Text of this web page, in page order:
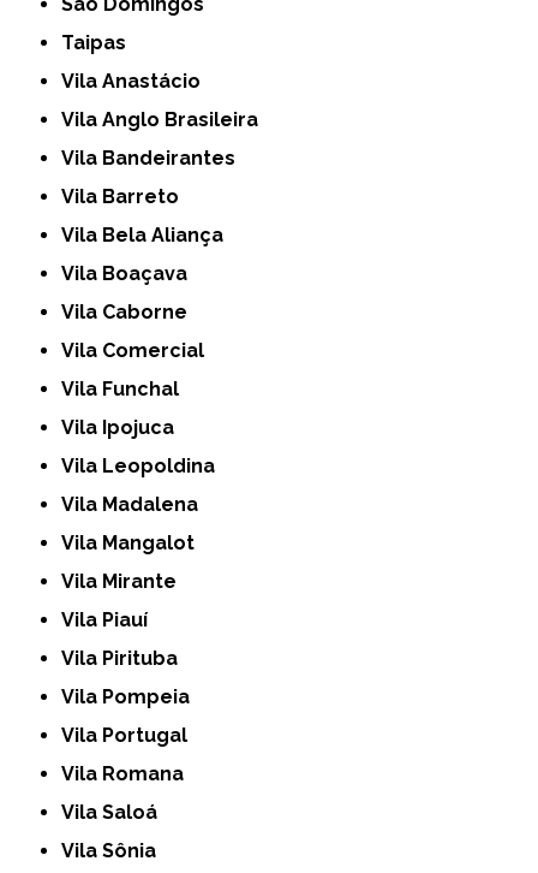
São Domingos
Taipas
Vila Anastácio
Vila Anglo Brasileira
Vila Bandeirantes
Vila Barreto
Vila Bela Aliança
Vila Boaçava
Vila Caborne
Vila Comercial
Vila Funchal
Vila Ipojuca
Vila Leopoldina
Vila Madalena
Vila Mangalot
Vila Mirante
Vila Piauí
Vila Pirituba
Vila Pompeia
Vila Portugal
Vila Romana
Vila Saloá
Vila Sônia